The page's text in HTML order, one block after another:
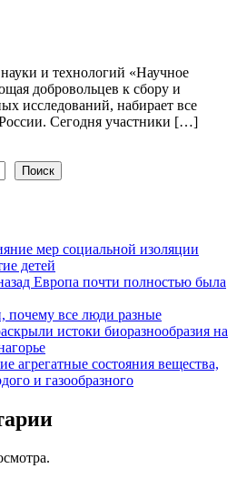
и технологий «Научное
добровольцев к сбору и
исследований, набирает все
Сегодня участники […]
Поиск
мер социальной изоляции
детей
Европа почти полностью была
почему все люди разные
истоки биоразнообразия на
агрегатные состояния вещества,
и газообразного